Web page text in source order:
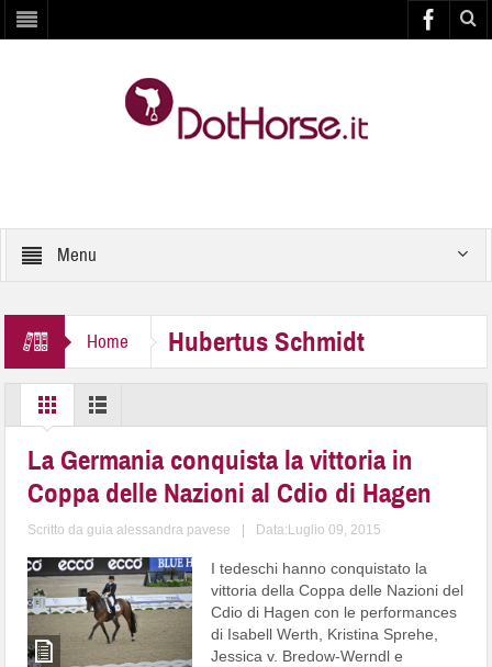
Menu
Home Hubertus Schmidt
La Germania conquista la vittoria in
Coppa delle Nazioni al Cdio di Hagen
Scritto daguia alessandra pavese Data:Luglio 09, 2015
I tedeschi hanno conquistato la
vittoria della Coppa delle Nazioni del
Cdio di Hagen con le performances
di Isabell Werth, Kristina Sprehe,
Jessica v. Bredow-Werndl e